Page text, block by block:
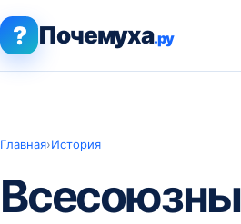
? Почемуха.ру
Главная›История